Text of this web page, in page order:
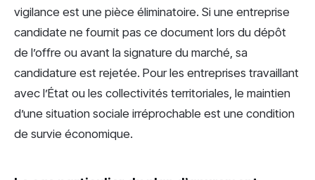
vigilance est une pièce éliminatoire. Si une entreprise
candidate ne fournit pas ce document lors du dépôt
de l’offre ou avant la signature du marché, sa
candidature est rejetée. Pour les entreprises travaillant
avec l’État ou les collectivités territoriales, le maintien
d’une situation sociale irréprochable est une condition
de survie économique.